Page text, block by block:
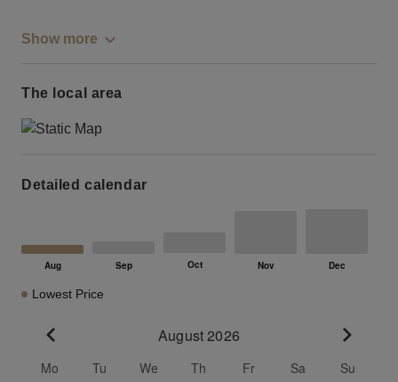
Show more
The local area
Detailed calendar
Lowest Price
August 2026
Mo Tu We Th Fr Sa
Su